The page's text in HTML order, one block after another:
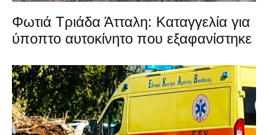
Φωτιά Τριάδα Άτταλη: Καταγγελία για
ύποπτο αυτοκίνητο που εξαφανίστηκε